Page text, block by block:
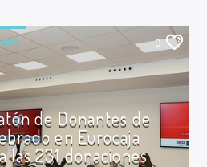
0
de Donantes de
en Eurocaja
las 231 donaciones